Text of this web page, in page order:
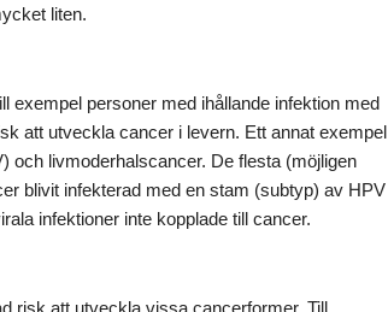
liten.
exempel personer med ihållande infektion med
att utveckla cancer i levern. Ett annat exempel
och livmoderhalscancer. De flesta (möjligen
blivit infekterad med en stam (subtyp) av HPV
infektioner inte kopplade till cancer.
risk att utveckla vissa cancerformer. Till